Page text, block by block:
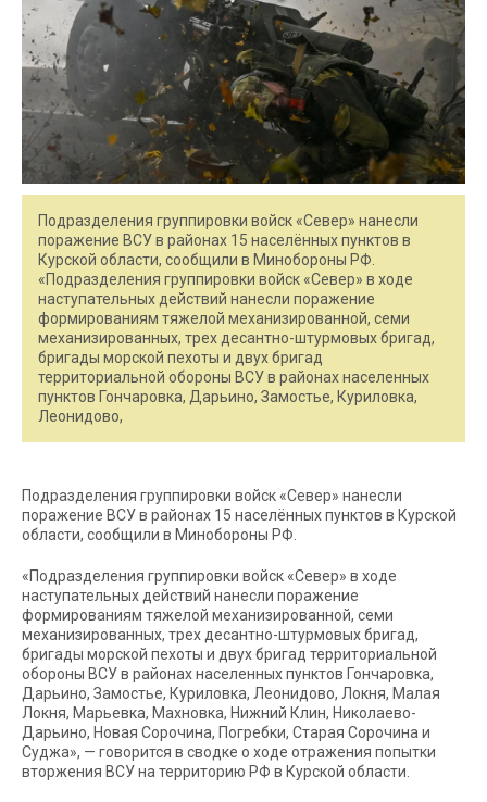
Подразделения группировки войск «Север» нанесли
поражение ВСУ в районах 15 населённых пунктов в
Курской области, сообщили в Минобороны РФ.
«Подразделения группировки войск «Север» в ходе
наступательных действий нанесли поражение
формированиям тяжелой механизированной, семи
механизированных, трех десантно-штурмовых бригад,
бригады морской пехоты и двух бригад
территориальной обороны ВСУ в районах населенных
пунктов Гончаровка, Дарьино, Замостье, Куриловка,
Леонидово,
Подразделения группировки войск «Север» нанесли
поражение ВСУ в районах 15 населённых пунктов в Курской
области, сообщили в Минобороны РФ.
«Подразделения группировки войск «Север» в ходе
наступательных действий нанесли поражение
формированиям тяжелой механизированной, семи
механизированных, трех десантно-штурмовых бригад,
бригады морской пехоты и двух бригад территориальной
обороны ВСУ в районах населенных пунктов Гончаровка,
Дарьино, Замостье, Куриловка, Леонидово, Локня, Малая
Локня, Марьевка, Махновка, Нижний Клин, Николаево-
Дарьино, Новая Сорочина, Погребки, Старая Сорочина и
Суджа», — говорится в сводке о ходе отражения попытки
вторжения ВСУ на территорию РФ в Курской области.